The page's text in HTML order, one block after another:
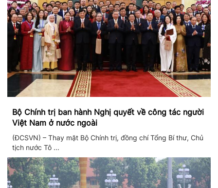
Bộ Chính trị ban hành Nghị quyết về công tác người
Việt Nam ở nước ngoài
(ĐCSVN) – Thay mặt Bộ Chính trị, đồng chí Tổng Bí thư, Chủ
tịch nước Tô ...